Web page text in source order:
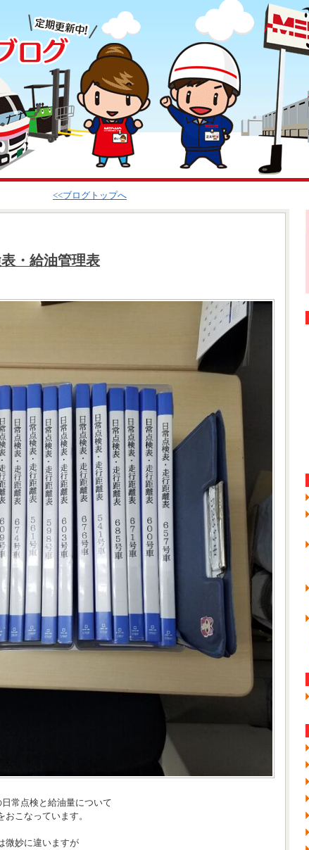
<<ブログトップへ
・給油管理表
常点検と給油量について
こなっています。
微妙に違いますが